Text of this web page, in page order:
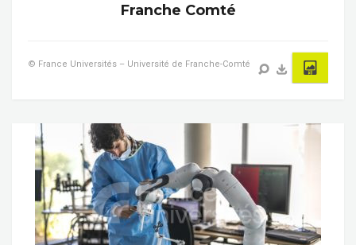
Franche Comté
© France Universités – Université de Franche-Comté